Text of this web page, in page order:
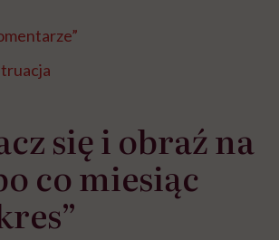
się i obraź na
co miesiąc